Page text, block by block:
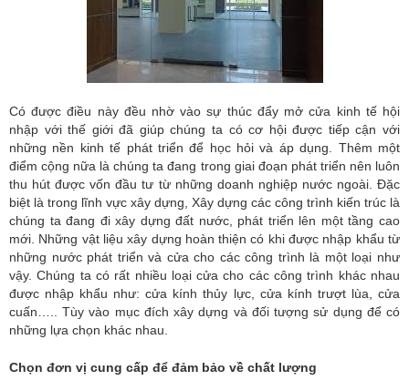
Có được điều này đều nhờ vào sự thúc đẩy mở cửa kinh tế hội
nhập với thế giới đã giúp chúng ta có cơ hội được tiếp cận với
những nền kinh tế phát triển để học hỏi và áp dụng. Thêm một
điểm cộng nữa là chúng ta đang trong giai đoạn phát triển nên luôn
thu hút được vốn đầu tư từ những doanh nghiệp nước ngoài. Đặc
biệt là trong lĩnh vực xây dựng, Xây dựng các công trình kiến trúc là
chúng ta đang đi xây dựng đất nước, phát triển lên một tầng cao
mới. Những vật liệu xây dựng hoàn thiện có khi được nhập khẩu từ
những nước phát triển và cửa cho các công trình là một loại như
vậy. Chúng ta có rất nhiều loại cửa cho các công trình khác nhau
được nhập khẩu như: cửa kính thủy lực, cửa kính trượt lùa, cửa
cuấn….. Tùy vào mục đích xây dựng và đối tượng sử dụng để có
những lựa chọn khác nhau.
Chọn đơn vị cung cấp để đảm bảo về chất lượng